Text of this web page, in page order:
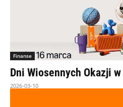
Finanse
Dni Wiosennych Okazji
2026-03-10